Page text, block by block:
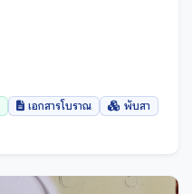
เอกสารโบราณ
พับสา